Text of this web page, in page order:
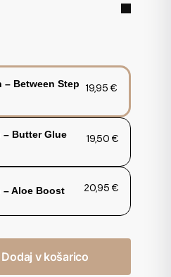
– Between Step
19,95 €
– Butter Glue
19,50 €
– Aloe Boost 20,95 €
Dodaj v košarico